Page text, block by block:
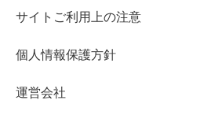
サイトご利用上の注意
個人情報保護方針
運営会社